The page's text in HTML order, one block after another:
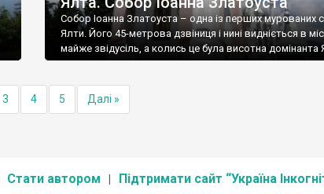
Собор Іоанна Златоуста – одна із перших мурованих
Ялти. Його 45-метрова дзвіниця і нині видніється в
майже звідусіль, а колись це була висотна домінанта
3 4 5 Далі »
Стати автором Підтримати сайт “Україна